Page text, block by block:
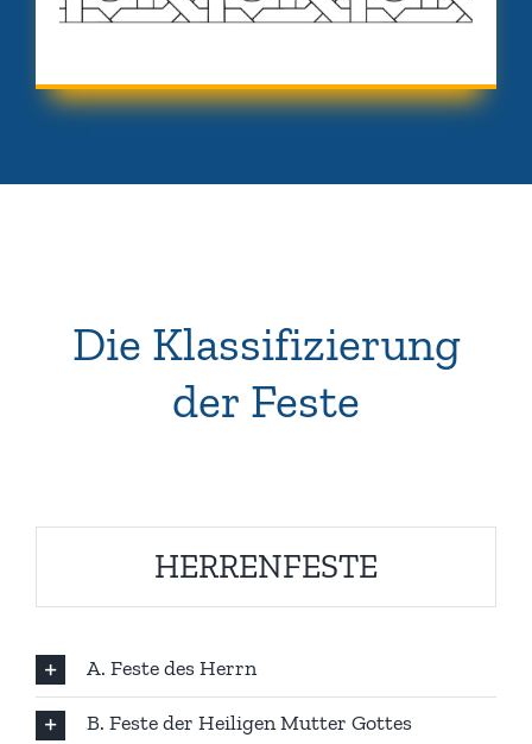
Die Klassifizierung
der Feste
HERRENFESTE
A. Feste des Herrn
B. Feste der Heiligen Mutter Gottes